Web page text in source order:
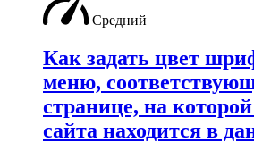
Средний
Как задать цвет
меню,
странице, на
сайта находится в